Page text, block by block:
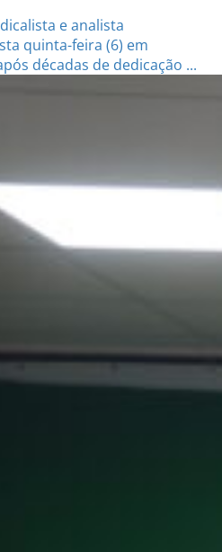
e analista
quinta-feira (6) em
décadas de dedicação ...